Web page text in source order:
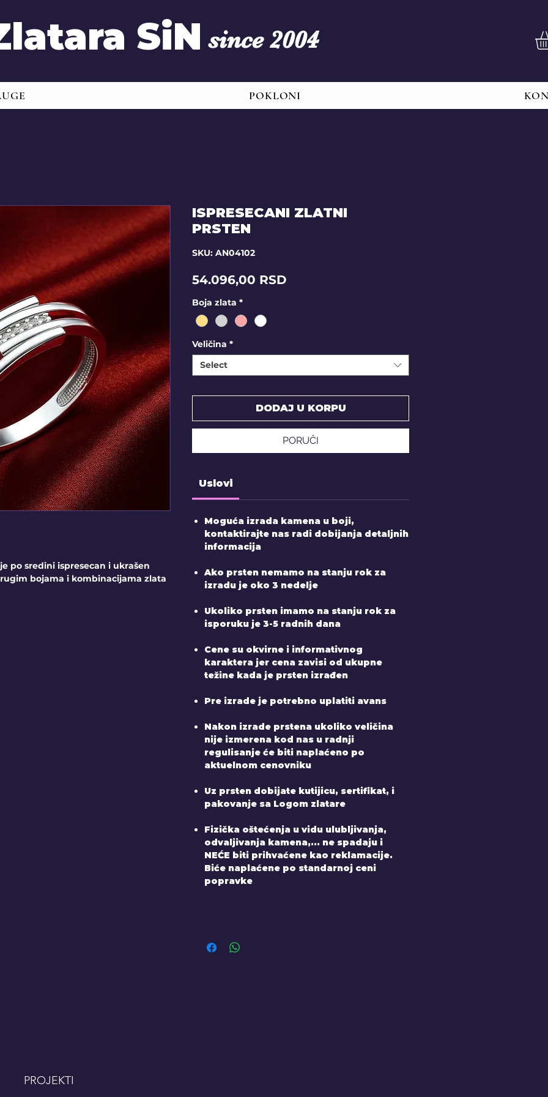
SiN since 2004
POKLONI
je po sredini ispresecan i ukrašen
bojama i kombinacijama zlata
ISPRESECANI ZLATNI
PRSTEN
SKU: AN04102
54.096,00 RSD
Boja zlata *
Veličina *
Select
DODAJ U KORPU
PORUČI
Uslovi
Moguća izrada kamena u boji,
kontaktirajte nas radi dobijanja detaljnih
informacija
Ako prsten nemamo na stanju rok za
izradu je oko 3 nedelje
Ukoliko prsten imamo na stanju rok za
isporuku je 3-5 radnih dana
Cene su okvirne i informativnog
karaktera jer cena zavisi od ukupne
težine kada je prsten izrađen
Pre izrade je potrebno uplatiti avans
Nakon izrade prstena ukoliko veličina
nije izmerena kod nas u radnji
regulisanje će biti naplaćeno po
aktuelnom cenovniku
Uz prsten dobijate kutijicu, sertifikat, i
pakovanje sa Logom zlatare
Fizička oštećenja u vidu ulubljivanja,
odvaljivanja kamena,... ne spadaju i
NEĆE biti prihvaćene kao reklamacije.
Biće naplaćene po standarnoj ceni
popravke
PROJEKTI